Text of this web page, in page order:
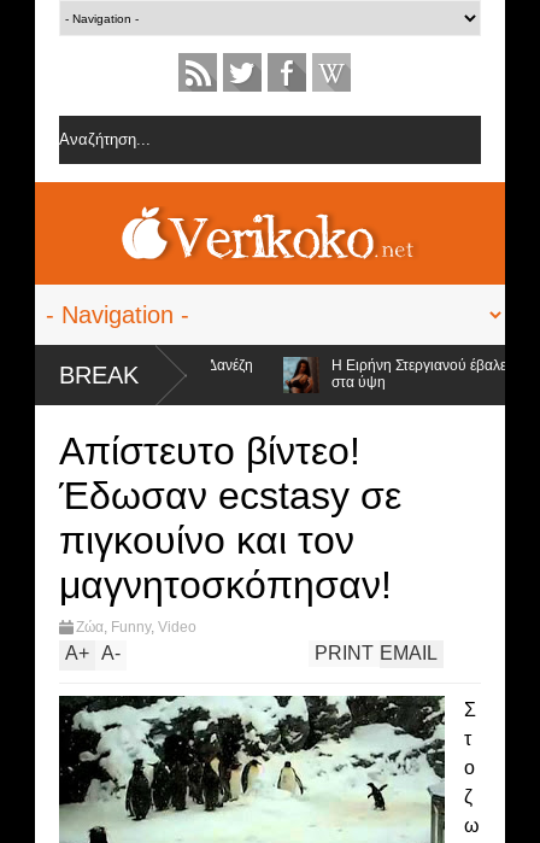
BREAK
από την ομάδα της Σοφίας Δανέζη
Η Ειρήνη Στεργιανού έβαλε τα...
στα ύψη
Απίστευτο βίντεο!
Έδωσαν ecstasy σε
πιγκουίνο και τον
μαγνητοσκόπησαν!
Ζώα, Funny, Video
A+ A- EMAIL
PRINT
Σ
τ
ο
ζ
ω